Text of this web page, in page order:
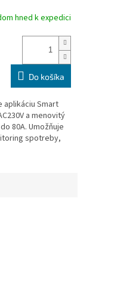
hned k expedici
Do košíka
Smart
a menovitý
80A. Umožňuje
spotreby,